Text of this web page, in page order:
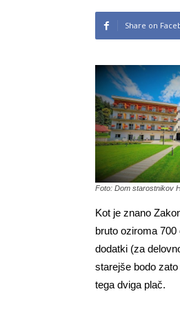
Share on
Foto: Dom starostnikov
Kot je znano
bruto oziroma
dodatki (za
starejše bodo
tega dviga plač.